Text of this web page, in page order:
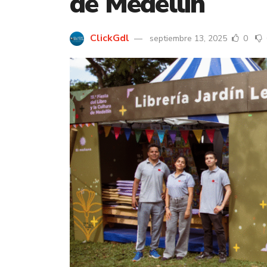
ClickGdl septiembre 13, 2025 0